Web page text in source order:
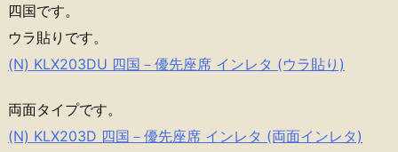
四国です。
ウラ貼りです。
(N) KLX203DU 四国－優先座席 インレタ (ウラ貼り)
両面タイプです。
(N) KLX203D 四国－優先座席 インレタ (両面インレタ)